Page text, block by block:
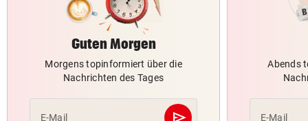
Guten Morgen
Morgens topinformiert über die
Nachrichten des Tages
E-Mail
Abends
E-Mail